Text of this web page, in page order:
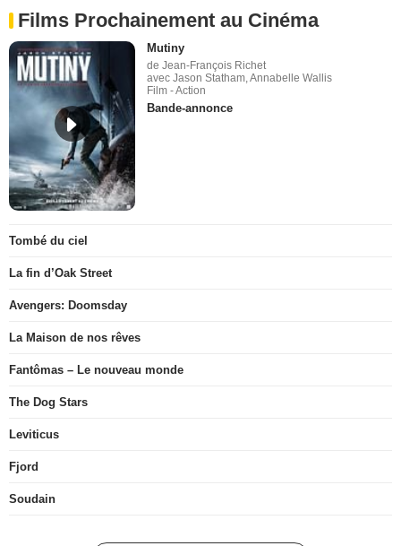
Films Prochainement au Cinéma
Mutiny
de Jean-François Richet
avec Jason Statham, Annabelle Wallis
Film - Action
Bande-annonce
Tombé du ciel
La fin d’Oak Street
Avengers: Doomsday
La Maison de nos rêves
Fantômas – Le nouveau monde
The Dog Stars
Leviticus
Fjord
Soudain